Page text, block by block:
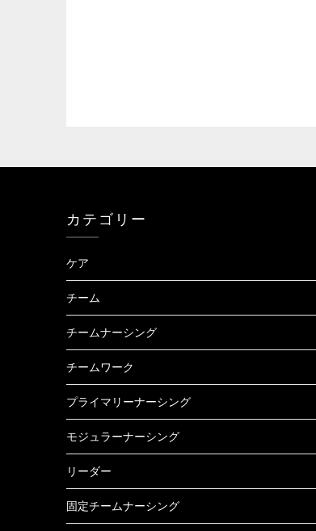
カテゴリー
ケア
チーム
チームナーシング
チームワーク
プライマリーナーシング
モジュラーナーシング
リーダー
固定チームナーシング